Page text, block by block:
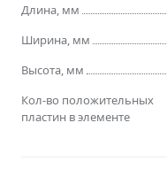
Длина, мм
Ширина, мм
Высота, мм
Кол-во положительных
пластин в элементе